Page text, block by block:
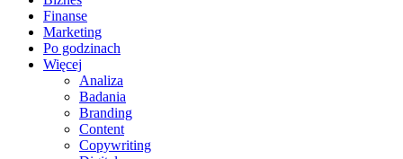
Finanse
Marketing
Po godzinach
Więcej
Analiza
Badania
Branding
Content
Copywriting